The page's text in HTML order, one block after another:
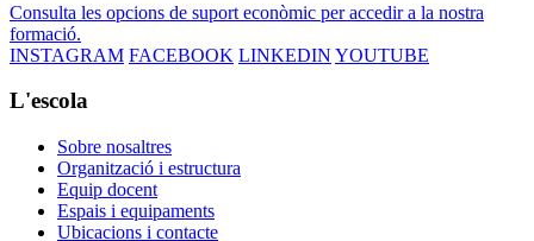
Consulta les opcions de suport econòmic per accedir a la nostra
formació.
INSTAGRAM FACEBOOK LINKEDIN YOUTUBE
L'escola
Sobre nosaltres
Organització i estructura
Equip docent
Espais i equipaments
Ubicacions i contacte